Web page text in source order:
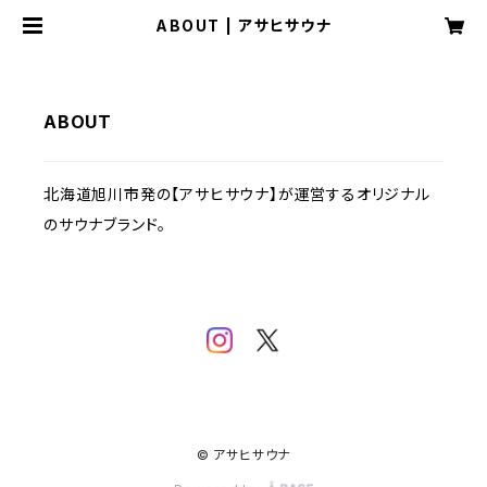
ABOUT | アサヒサウナ
ABOUT
北海道旭川市発の【アサヒサウナ】が運営するオリジナル
のサウナブランド。
© アサヒサウナ